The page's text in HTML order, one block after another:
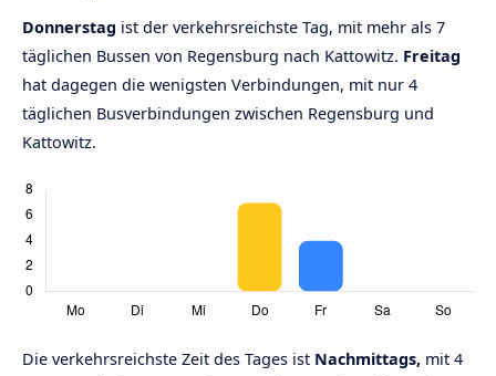
Donnerstag ist der verkehrsreichste Tag, mit mehr als 7
täglichen Bussen von Regensburg nach Kattowitz. Freitag
hat dagegen die wenigsten Verbindungen, mit nur 4
täglichen Busverbindungen zwischen Regensburg und
Kattowitz.
Die verkehrsreichste Zeit des Tages ist Nachmittags, mit 4